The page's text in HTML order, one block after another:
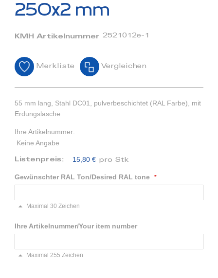
springen
250x2 mm
KMH Artikelnummer 2521012e-1
Merkliste Vergleichen
55 mm lang, Stahl DC01, pulverbeschichtet (RAL Farbe), mit
Erdungslasche
Ihre Artikelnummer:
Keine Angabe
Listenpreis: 15,80 € pro Stk
Gewünschter RAL Ton/Desired RAL tone
Maximal 30 Zeichen
Ihre Artikelnummer/Your item number
Maximal 255 Zeichen